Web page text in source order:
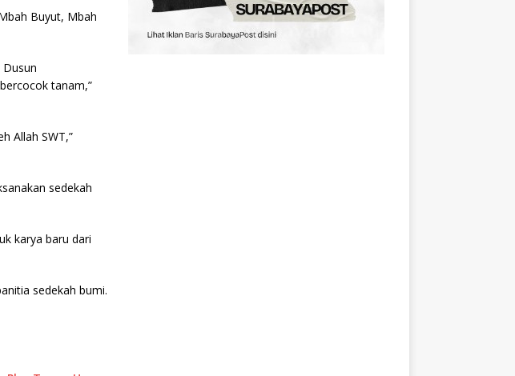
Buyut, Mbah
tanam,”
Allah SWT,”
sedekah
karya baru dari
sedekah bumi.